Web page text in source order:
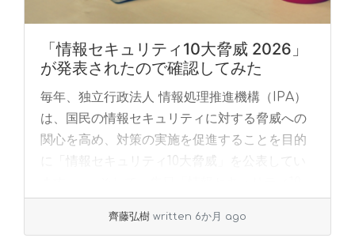
「情報セキュリティ10大脅威 2026」
が発表されたので確認してみた
毎年、独立行政法人 情報処理推進機構（IPA）
は、国民の情報セキュリティに対する脅威への
関心を高め、対策の実施を促進することを目的
に「情報セキュリティ10大脅威」を公表してい
齊藤弘樹 written 6か月 ago